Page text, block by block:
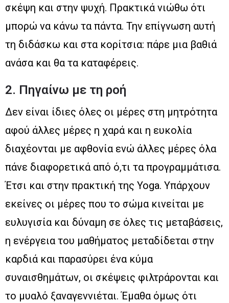
σκέψη και στην ψυχή. Πρακτικά νιώθω ότι
μπορώ να κάνω τα πάντα. Την επίγνωση αυτή
τη διδάσκω και στα κορίτσια: πάρε μια βαθιά
ανάσα και θα τα καταφέρεις.
2. Πηγαίνω με τη ροή
Δεν είναι ίδιες όλες οι μέρες στη μητρότητα
αφού άλλες μέρες η χαρά και η ευκολία
διαχέονται με αφθονία ενώ άλλες μέρες όλα
πάνε διαφορετικά από ό,τι τα προγραμμάτισα.
Έτσι και στην πρακτική της Yoga. Υπάρχουν
εκείνες οι μέρες που το σώμα κινείται με
ευλυγισία και δύναμη σε όλες τις μεταβάσεις,
η ενέργεια του μαθήματος μεταδίδεται στην
καρδιά και παρασύρει ένα κύμα
συναισθημάτων, οι σκέψεις φιλτράρονται και
το μυαλό ξαναγεννιέται. Έμαθα όμως ότι